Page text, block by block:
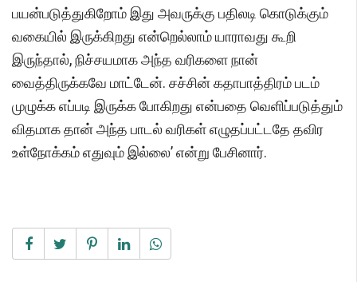
பயன்படுத்துகிறோம் இது அவருக்கு பதிலடி கொடுக்கும்
வகையில் இருக்கிறது என்றெல்லாம் யாராவது கூறி
இருந்தால், நிச்சயமாக அந்த வரிகளை நான்
வைத்திருக்கவே மாட்டேன். சச்சின் கதாபாத்திரம் படம்
முழுக்க எப்படி இருக்க போகிறது என்பதை வெளிப்படுத்தும்
விதமாக தான் அந்த பாடல் வரிகள் எழுதப்பட்டதே தவிர
உள்நோக்கம் எதுவும் இல்லை’ என்று பேசினார்.